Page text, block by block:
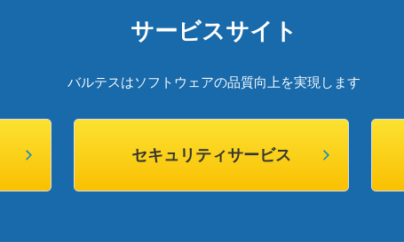
サービスサイト
バルテスはソフトウェアの品質向上を実現します
セキュリティサービス